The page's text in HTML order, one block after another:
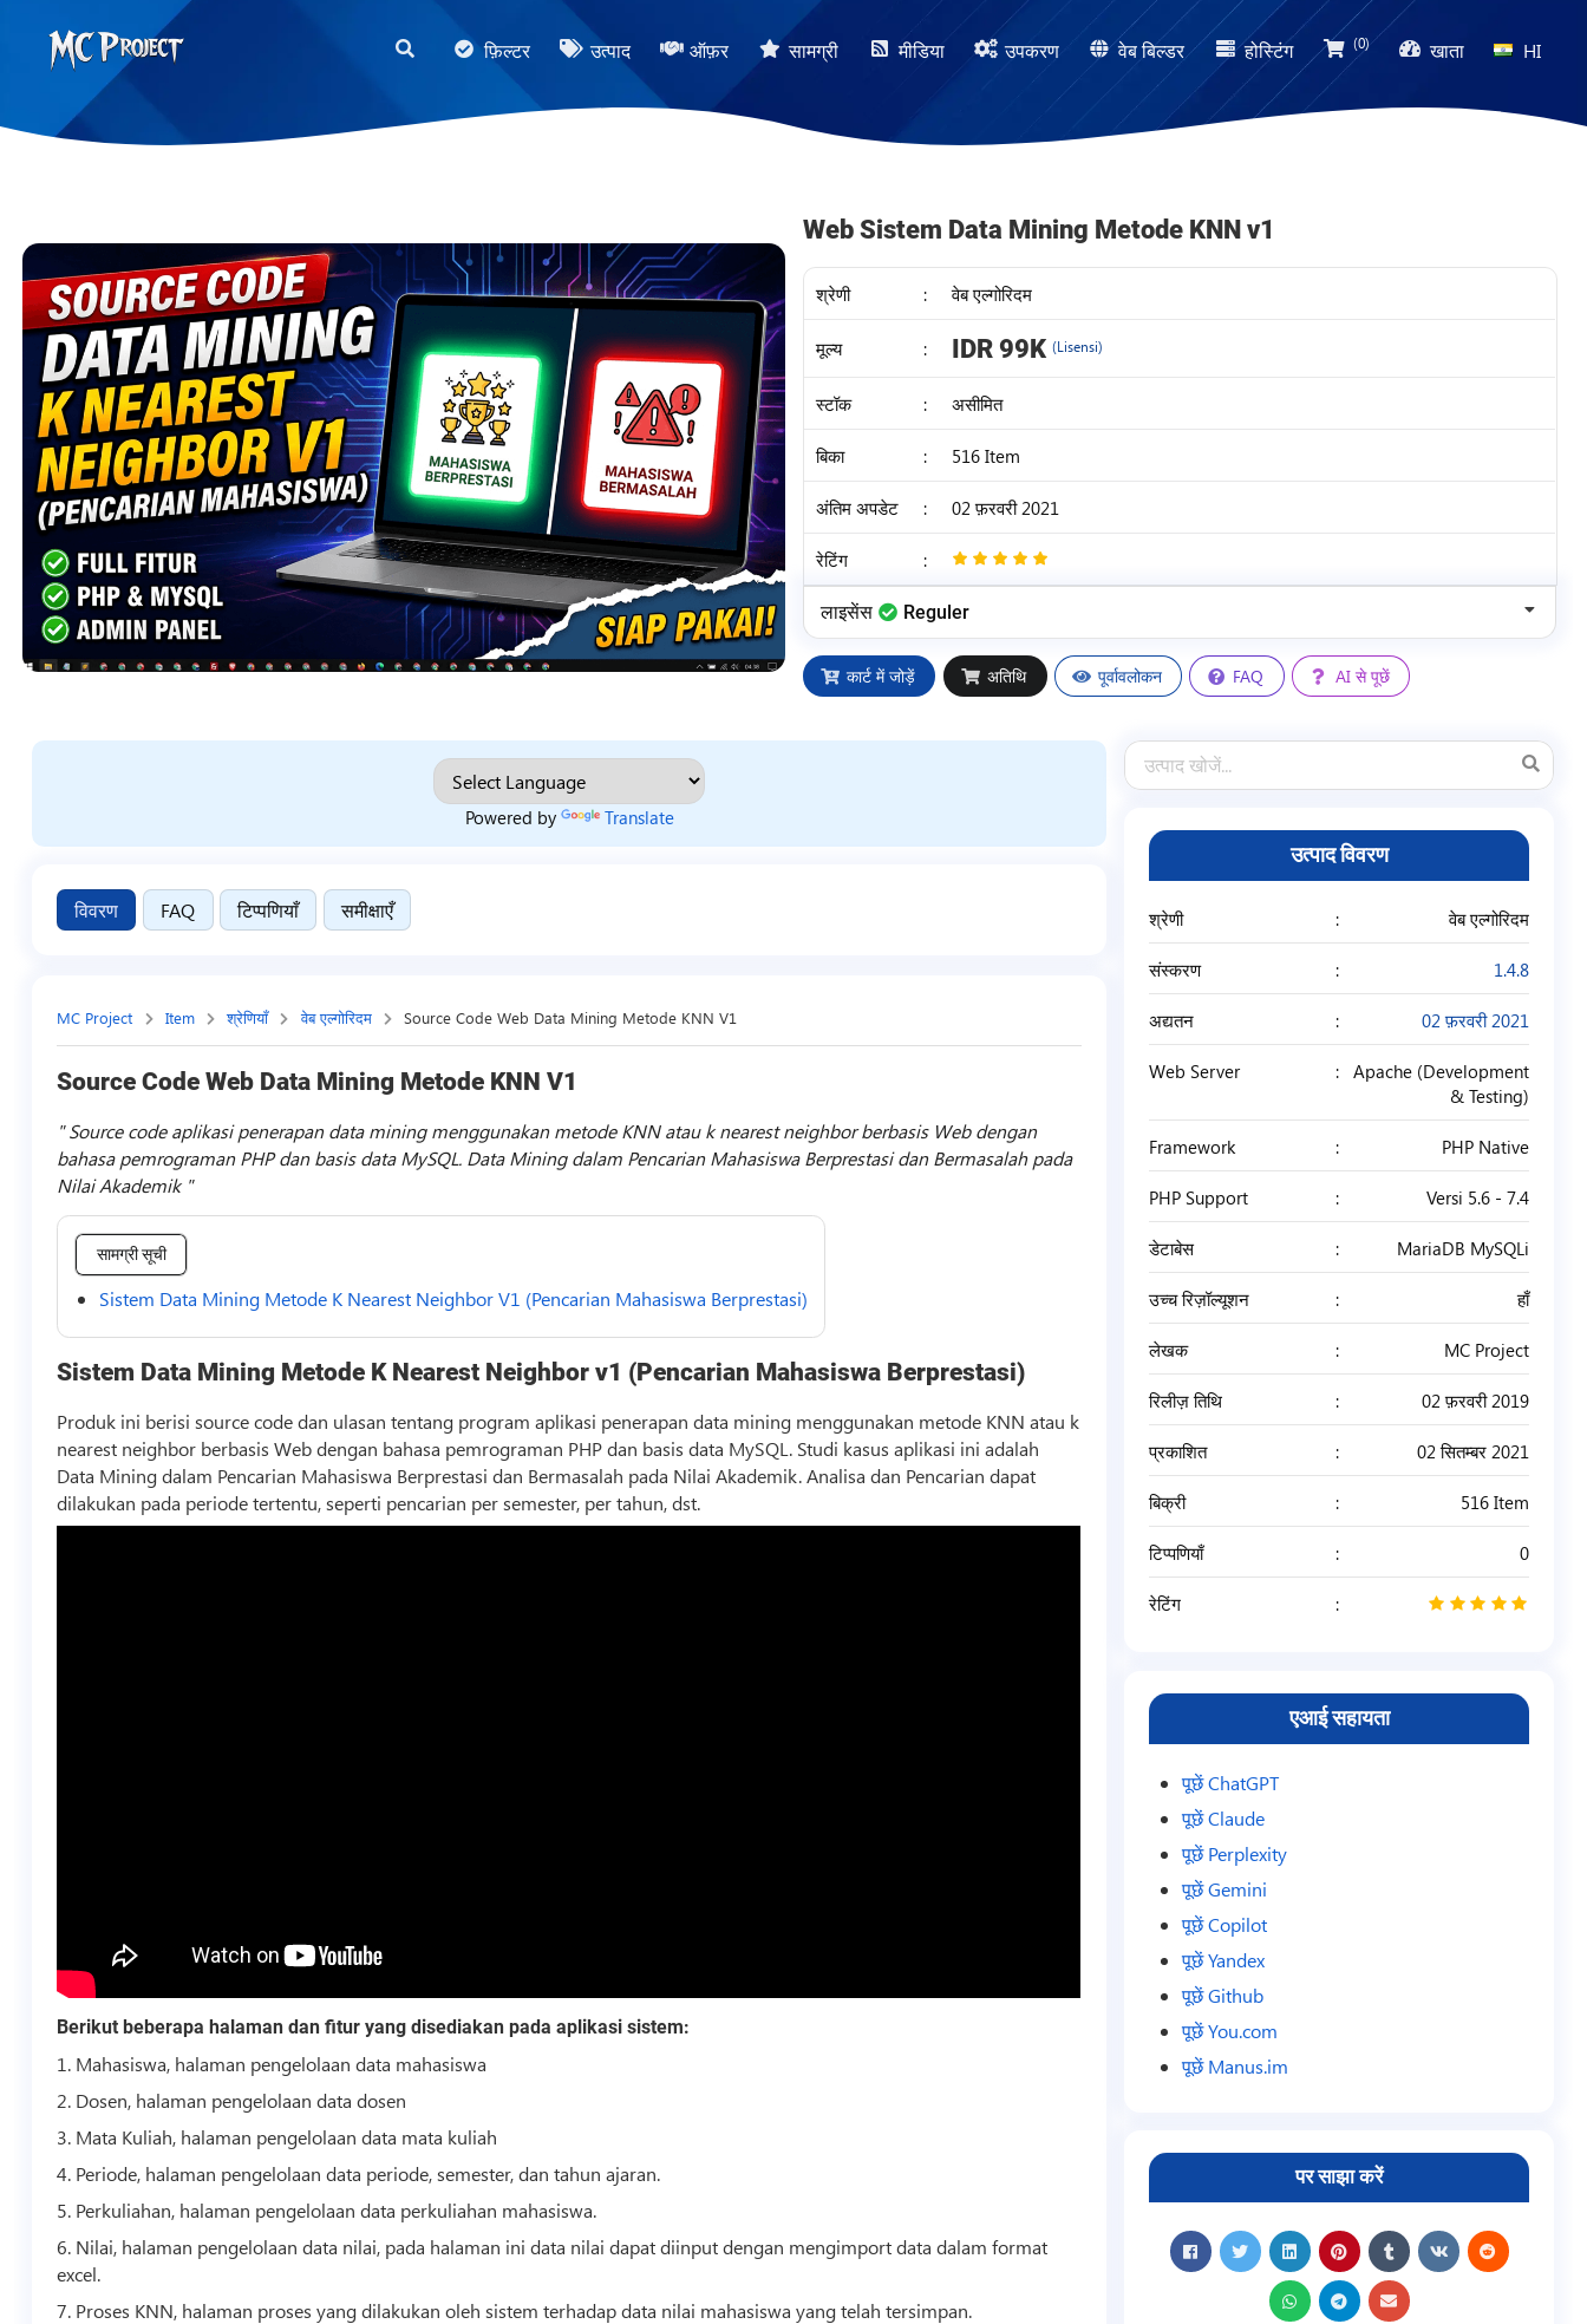
फ़िल्टर उत्पाद ऑफ़र सामग्री मीडिया उपकरण वेब बिल्डर होस्टिंग (0) खाता HI
Web Sistem Data Mining Metode KNN v1
श्रेणी : वेब एल्गोरिदम
मूल्य : IDR 99K(Lisensi)
स्टॉक : असीमित
बिका : 516 Item
अंतिम अपडेट : 02 फ़रवरी 2021
रेटिंग :
/
लाइसेंस Reguler
कार्ट में जोड़ें अतिथि पूर्वावलोकन FAQ AI से पूछें
Powered by Translate
विवरण FAQ टिप्पणियाँ समीक्षाएँ
MC Project Item श्रेणियाँ वेब एल्गोरिदम Source Code Web Data Mining Metode KNN V1
Source Code Web Data Mining Metode KNN V1
Source code aplikasi penerapan data mining menggunakan metode KNN atau k nearest neighbor berbasis Web dengan
bahasa pemrograman PHP dan basis data MySQL. Data Mining dalam Pencarian Mahasiswa Berprestasi dan Bermasalah pada
Nilai Akademik
सामग्री सूची
Sistem Data Mining Metode K Nearest Neighbor V1 (Pencarian Mahasiswa Berprestasi)
Sistem Data Mining Metode K Nearest Neighbor v1 (Pencarian Mahasiswa Berprestasi)
Produk ini berisisource codedan ulasan tentang program aplikasi penerapan data mining menggunakan metode KNN atau k
nearest neighbor berbasis Web dengan bahasa pemrograman PHP dan basis data MySQL. Studi kasus aplikasi ini adalah
Data Mining dalam Pencarian Mahasiswa Berprestasi dan Bermasalah pada Nilai Akademik. Analisa dan Pencarian dapat
dilakukan pada periode tertentu, seperti pencarian per semester, per tahun, dst.
Berikut beberapa halaman dan fitur yang disediakan pada aplikasi sistem:
1. Mahasiswa, halaman pengelolaan data mahasiswa
2. Dosen, halaman pengelolaan data dosen
3. Mata Kuliah, halaman pengelolaan data mata kuliah
4. Periode, halaman pengelolaan data periode, semester, dan tahun ajaran.
5. Perkuliahan, halaman pengelolaan data perkuliahan mahasiswa.
6. Nilai, halaman pengelolaan data nilai, pada halaman ini data nilai dapat diinput dengan mengimport data dalam format
excel.
7. Proses KNN, halaman proses yang dilakukan oleh sistem terhadap data nilai mahasiswa yang telah tersimpan.
उत्पाद विवरण
श्रेणी वेब एल्गोरिदम
संस्करण 1.4.8
अद्यतन 02 फ़रवरी 2021
Web Server
Apache (Development
& Testing)
Framework PHP Native
PHP Support Versi 5.6 - 7.4
डेटाबेस MariaDB MySQLi
उच्च रिज़ॉल्यूशन हाँ
लेखक MC Project
रिलीज़ तिथि 02 फ़रवरी 2019
प्रकाशित 02 सितम्बर 2021
बिक्री 516 Item
टिप्पणियाँ 0
रेटिंग
एआई सहायता
पूछें ChatGPT
पूछें Claude
पूछें Perplexity
पूछें Gemini
पूछें Copilot
पूछें Yandex
पूछें Github
पूछें You.com
पूछें Manus.im
पर साझा करें
Project
Store
स्टोर
और
फ्रीलांस
सेवाएँ